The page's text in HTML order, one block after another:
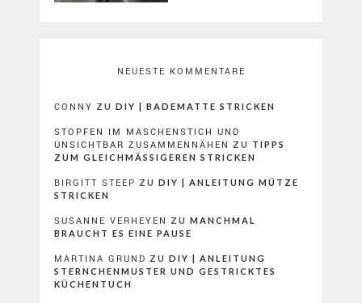
NEUESTE KOMMENTARE
CONNY ZU DIY | BADEMATTE STRICKEN
STOPFEN IM MASCHENSTICH UND
UNSICHTBAR ZUSAMMENNÄHEN
ZU TIPPS
ZUM GLEICHMÄSSIGEREN STRICKEN
BIRGITT STEEP ZU DIY | ANLEITUNG MÜTZE
STRICKEN
SUSANNE VERHEYEN ZU MANCHMAL
BRAUCHT ES EINE PAUSE
MARTINA GRUND ZU DIY | ANLEITUNG
STERNCHENMUSTER UND GESTRICKTES
KÜCHENTUCH